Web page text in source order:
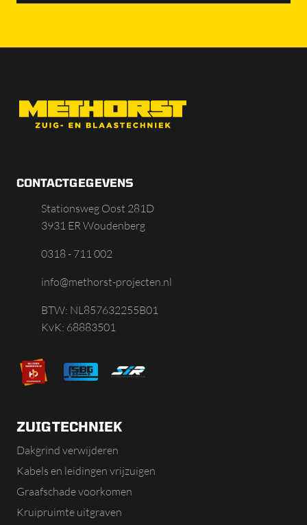
CONTACTGEGEVENS
Stationsweg Oost 281D
3931 ER Woudenberg
0318 - 711 002
info@methorst-projecten.nl
BTW: NL857632255B01
KvK: 68883501
ZUIGTECHNIEK
Dakgrind verwijderen
Kabels en leidingen vrijzuigen
Graafschade voorkomen
Kruipruimte uitgraven